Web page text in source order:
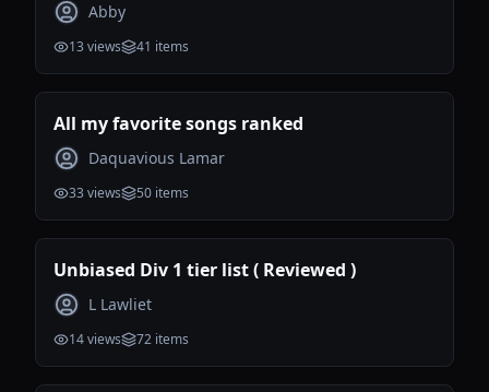
Abby
13views 41 items
All my favorite songs ranked
Daquavious Lamar
33views 50 items
Unbiased Div 1 tier list ( Reviewed )
L Lawliet
14views 72 items